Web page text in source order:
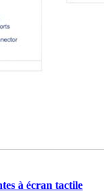
à écran tactile